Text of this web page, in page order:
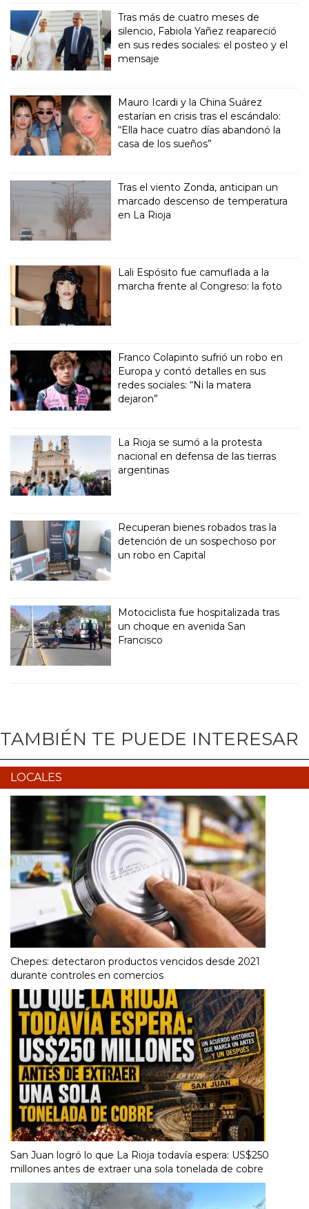
Tras más de cuatro meses de
silencio, Fabiola Yañez reapareció
en sus redes sociales: el posteo y el
mensaje
Mauro Icardi y la China Suárez
estarían en crisis tras el escándalo:
“Ella hace cuatro días abandonó la
casa de los sueños”
Tras el viento Zonda, anticipan un
marcado descenso de temperatura
en La Rioja
Lali Espósito fue camuflada a la
marcha frente al Congreso: la foto
Franco Colapinto sufrió un robo en
Europa y contó detalles en sus
redes sociales: “Ni la matera
dejaron”
La Rioja se sumó a la protesta
nacional en defensa de las tierras
argentinas
Recuperan bienes robados tras la
detención de un sospechoso por
un robo en Capital
Motociclista fue hospitalizada tras
un choque en avenida San
Francisco
TAMBIÉN TE PUEDE INTERESAR
LOCALES
Chepes: detectaron productos vencidos desde 2021
durante controles en comercios
San Juan logró lo que La Rioja todavía espera: US$250
millones antes de extraer una sola tonelada de cobre